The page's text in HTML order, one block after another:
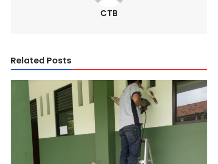
CTB
Related Posts